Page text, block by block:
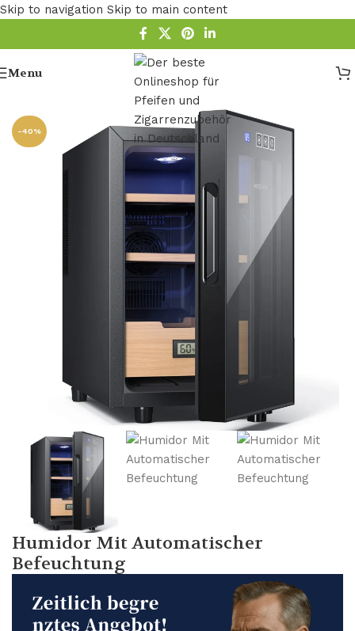
Skip to navigation Skip to main content
Menu
behälter zur lagerung von zigarren​
-40%
Humidor Mit Automatischer
Befeuchtung